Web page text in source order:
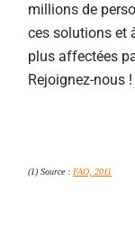
millions de
ces solutions et
plus affectées
Rejoignez-nous !
(1) Source : FAO, 2011